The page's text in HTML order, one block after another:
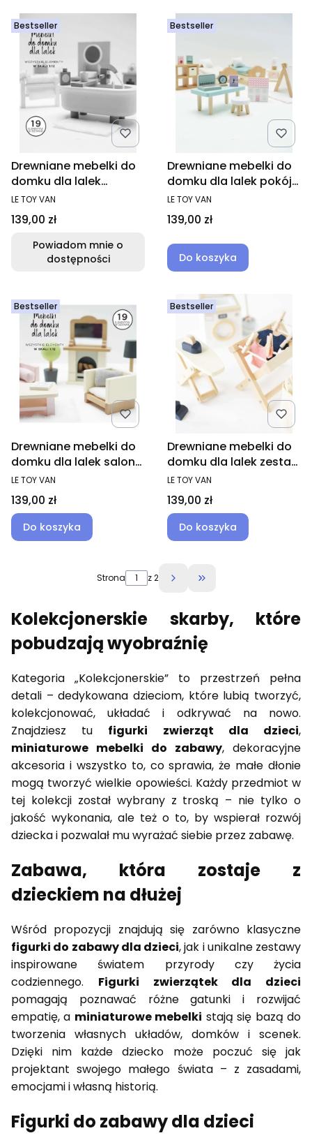
Bestseller
Drewniane mebelki do
domku dla lalek
łazienka Daisylane, Le
Toy Van
PRODUCENT
LE TOY VAN
Cena
139,00 zł
Powiadom mnie o
dostępności
Bestseller
Drewniane mebelki do
domku dla lalek pokój
dziecięcy Daisylane, Le
Toy Van
PRODUCENT
LE TOY VAN
Cena
139,00 zł
Do koszyka
Bestseller
Drewniane mebelki do
domku dla lalek salon
Daisylane, Le Toy Van
PRODUCENT
LE TOY VAN
Cena
139,00 zł
Do koszyka
Bestseller
Drewniane mebelki do
domku dla lalek zestaw
pralnia, Le Toy Van
PRODUCENT
LE TOY VAN
Cena
139,00 zł
Do koszyka
Strona z 2 Przejdź do ostatniej
Kolekcjonerskie skarby, które
pobudzają wyobraźnię
Kategoria „Kolekcjonerskie” to przestrzeń pełna
detali – dedykowana dzieciom, które lubią tworzyć,
kolekcjonować, układać i odkrywać na nowo.
Znajdziesz tu figurki zwierząt dla dzieci,
miniaturowe mebelki do zabawy, dekoracyjne
akcesoria i wszystko to, co sprawia, że małe dłonie
mogą tworzyć wielkie opowieści. Każdy przedmiot w
tej kolekcji został wybrany z troską – nie tylko o
jakość wykonania, ale też o to, by wspierał rozwój
dziecka i pozwalał mu wyrażać siebie przez zabawę.
Zabawa, która zostaje z
dzieckiem na dłużej
Wśród propozycji znajdują się zarówno klasyczne
figurki do zabawy dla dzieci, jak i unikalne zestawy
inspirowane światem przyrody czy życia
codziennego. Figurki zwierzątek dla dzieci
pomagają poznawać różne gatunki i rozwijać
empatię, a miniaturowe mebelki stają się bazą do
tworzenia własnych układów, domków i scenek.
Dzięki nim każde dziecko może poczuć się jak
projektant swojego małego świata – z zasadami,
emocjami i własną historią.
Figurki do zabawy dla dzieci